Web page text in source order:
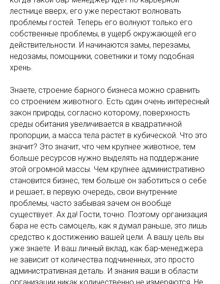
лестнице вверх, его уже перестают волновать
проблемы гостей. Теперь его волнуют только его
собственные проблемы, в ущерб окружающей его
действительности. И начинаются замы, перезамы,
недозамы, помощники, советники и тому подобная
хрень.
Знаете, строение барного бизнеса можно сравнить
со строением животного. Есть один очень интересный
закон природы, согласно которому, поверхность
среды обитания увеличивается в квадратичной
пропорции, а масса тела растет в кубической. Что это
значит? Это значит, что чем крупнее животное, тем
больше ресурсов нужно выделять на поддержание
этой огромной массы. Чем крупнее административно
становится бизнес, тем больше он заботиться о себе
и решает, в первую очередь, свои внутренние
проблемы, часто забывая зачем он вообще
существует. Ах да! Гости, точно. Поэтому организация
бара не есть самоцель, как я думал раньше, это лишь
средство к достижению вашей цели. А вашу цель вы
уже знаете. И ваш личный вклад, как бар-менеджера
не зависит от количества подчиненных, это просто
административная деталь. И знания ваши в области